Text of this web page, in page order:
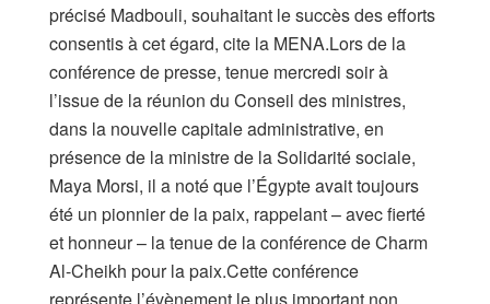
précisé Madbouli, souhaitant le succès des efforts
consentis à cet égard, cite la MENA.Lors de la
conférence de presse, tenue mercredi soir à
l’issue de la réunion du Conseil des ministres,
dans la nouvelle capitale administrative, en
présence de la ministre de la Solidarité sociale,
Maya Morsi, il a noté que l’Égypte avait toujours
été un pionnier de la paix, rappelant – avec fierté
et honneur – la tenue de la conférence de Charm
Al-Cheikh pour la paix.Cette conférence
représente l’évènement le plus important non